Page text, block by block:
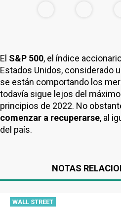
El S&P 500, el índice
Estados Unidos, considerado
se están comportando los
todavía sigue lejos del
principios de 2022. No
comenzar a recuperarse, al
del país.
NOTAS
WALL STREET